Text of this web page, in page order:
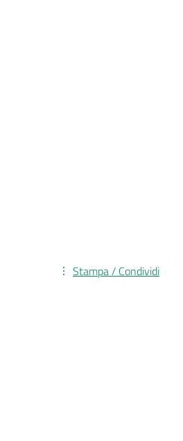
Stampa / Condividi